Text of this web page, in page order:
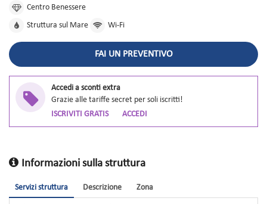
Centro Benessere
Struttura sul Mare
Wi-Fi
FAI UN PREVENTIVO
Accedi a sconti extra
Grazie alle tariffe secret per soli iscritti!
ISCRIVITI GRATIS
ACCEDI
Informazioni sulla struttura
Servizi struttura Descrizione Zona